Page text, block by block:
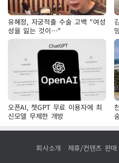
유혜정, 자궁적출 수술 고백 "여성
성을 잃는 것이…"
오픈AI, 챗GPT 무료 이용자에 최
신모델 무제한 개방
회사소개 제휴/컨텐츠 판매